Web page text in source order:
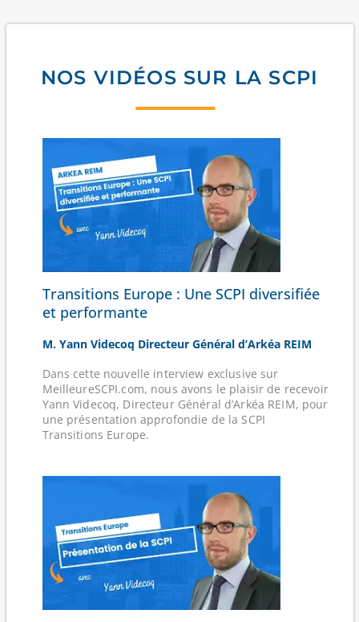
NOS VIDÉOS SUR LA SCPI
Transitions Europe : Une SCPI diversifiée
et performante
M. Yann Videcoq Directeur Général d’Arkéa REIM
Dans cette nouvelle interview exclusive sur
MeilleureSCPI.com, nous avons le plaisir de recevoir
Yann Videcoq, Directeur Général d’Arkéa REIM, pour
une présentation approfondie de la SCPI
Transitions Europe.